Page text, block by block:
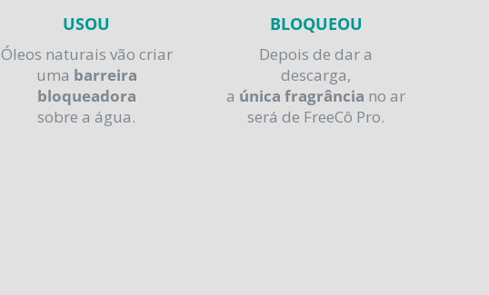
USOU
Óleos naturais vão criar
uma barreira
bloqueadora
sobre a água.
BLOQUEOU
Depois de dar a
descarga,
a única fragrância no ar
será de FreeCô Pro.